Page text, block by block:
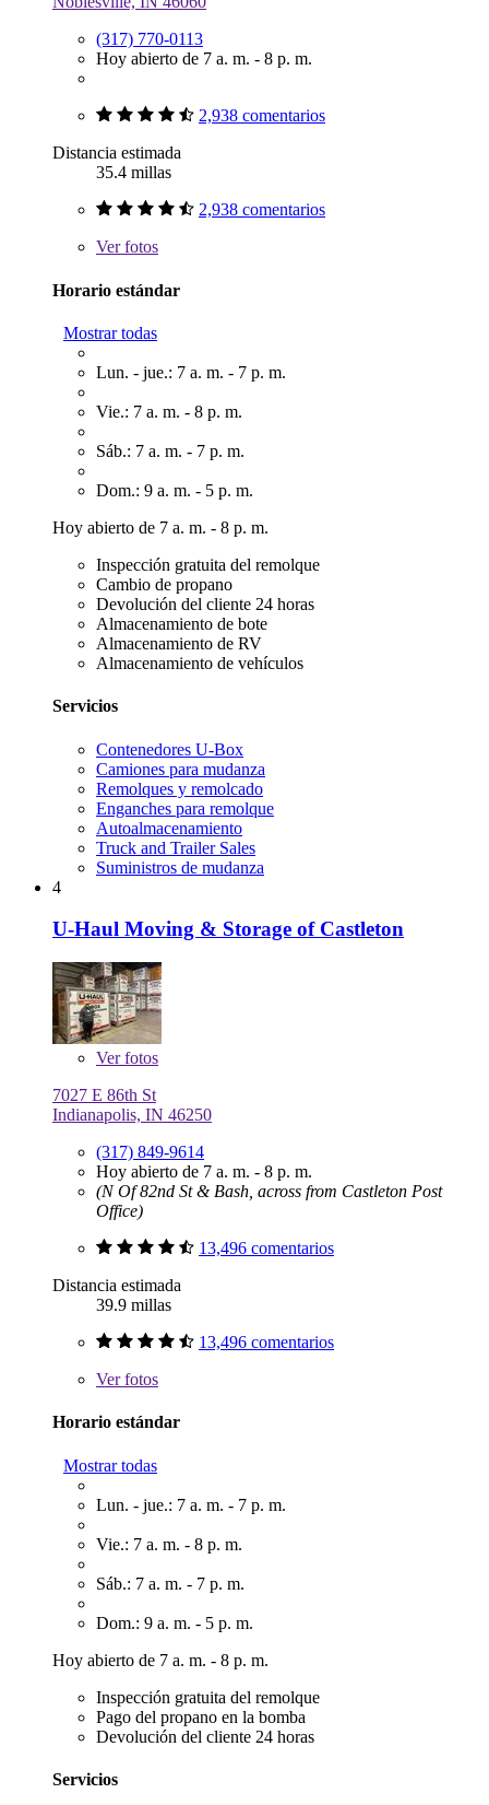
(317) 770-0113
Hoy abierto de 7 a. m. - 8 p. m.
2,938 comentarios
Distancia estimada
35.4 millas
2,938 comentarios
Verfotos
Horario estándar
Mostrar todas
Lun. - jue.: 7 a. m. - 7 p. m.
Vie.: 7 a. m. - 8 p. m.
Sáb.: 7 a. m. - 7 p. m.
Dom.: 9 a. m. - 5 p. m.
Hoy abierto de 7 a. m. - 8 p. m.
Inspección gratuita del remolque
Cambio de propano
Devolución del cliente 24 horas
Almacenamiento de bote
Almacenamiento de RV
Almacenamiento de vehículos
Servicios
Contenedores U-Box
Camiones para mudanza
Remolques y remolcado
Enganches para remolque
Autoalmacenamiento
Truck and Trailer Sales
Suministros de mudanza
4
U-Haul Moving & Storage of Castleton
Verfotos
7027 E 86th St
Indianapolis, IN 46250
(317) 849-9614
Hoy abierto de 7 a. m. - 8 p. m.
(N Of 82nd St & Bash, across from Castleton Post
Office)
13,496 comentarios
Distancia estimada
39.9 millas
13,496 comentarios
Verfotos
Horario estándar
Mostrar todas
Lun. - jue.: 7 a. m. - 7 p. m.
Vie.: 7 a. m. - 8 p. m.
Sáb.: 7 a. m. - 7 p. m.
Dom.: 9 a. m. - 5 p. m.
Hoy abierto de 7 a. m. - 8 p. m.
Inspección gratuita del remolque
Pago del propano en la bomba
Devolución del cliente 24 horas
Servicios